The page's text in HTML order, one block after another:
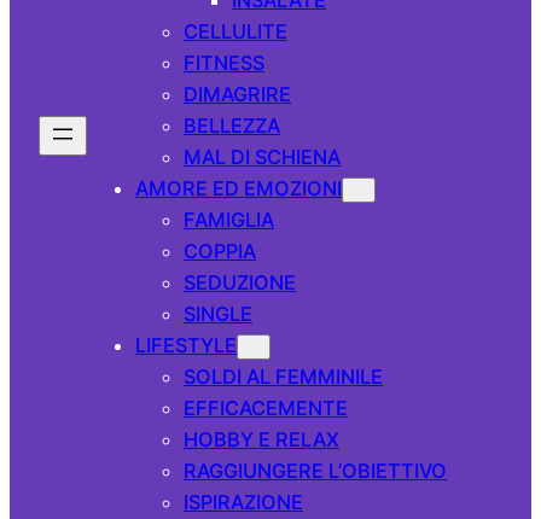
CELLULITE
FITNESS
DIMAGRIRE
BELLEZZA
MAL DI SCHIENA
AMORE ED EMOZIONI
FAMIGLIA
COPPIA
SEDUZIONE
SINGLE
LIFESTYLE
SOLDI AL FEMMINILE
EFFICACEMENTE
HOBBY E RELAX
RAGGIUNGERE L’OBIETTIVO
ISPIRAZIONE